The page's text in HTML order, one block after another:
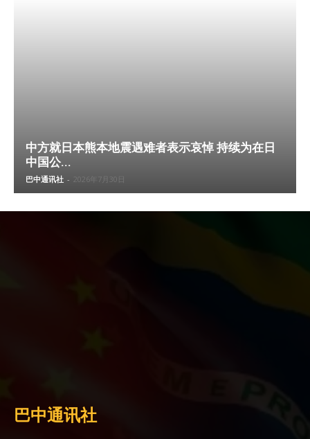
中方就日本熊本地震遇难者表示哀悼 持续为在日
中国公...
巴中通讯社 - 2026年7月30日
巴中通讯社